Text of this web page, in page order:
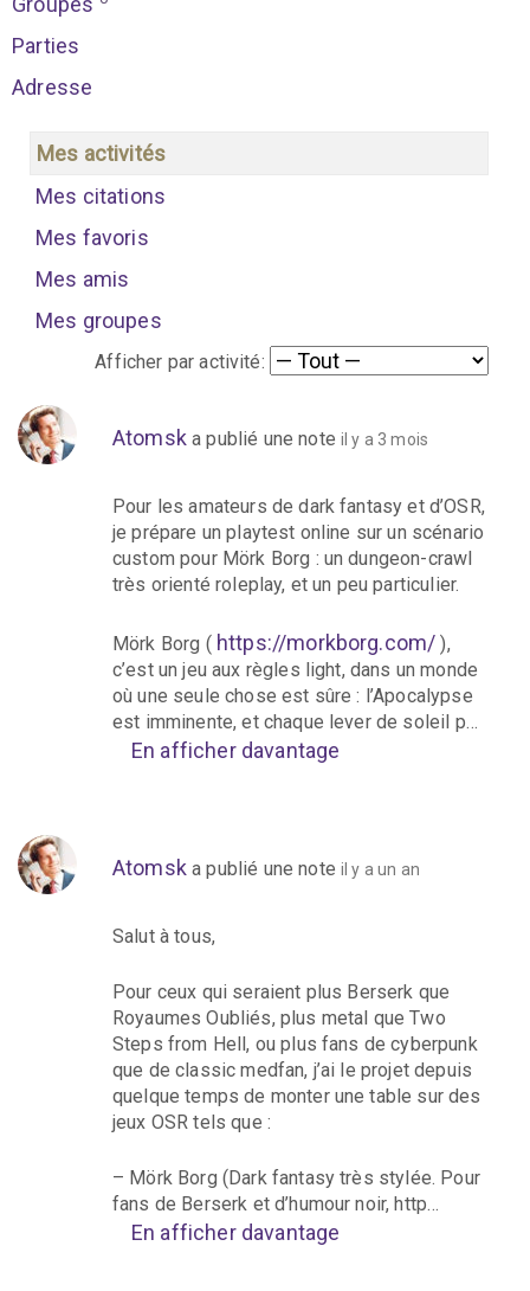
Parties
Adresse
Mes activités
Mes citations
Mes favoris
Mes amis
Mes groupes
Afficher par activité:
Atomska publié une noteil y a 3 mois
Pour les amateurs de dark fantasy et d’OSR,
je prépare un playtest online sur un scénario
custom pour Mörk Borg : un dungeon-crawl
très orienté roleplay, et un peu particulier.
Mörk Borg ( https://morkborg.com/ ),
c’est un jeu aux règles light, dans un monde
où une seule chose est sûre : l’Apocalypse
est imminente, et chaque lever de soleil p…
En afficher davantage
Atomska publié une noteil y a un an
Salut à tous,
Pour ceux qui seraient plus Berserk que
Royaumes Oubliés, plus metal que Two
Steps from Hell, ou plus fans de cyberpunk
que de classic medfan, j’ai le projet depuis
quelque temps de monter une table sur des
jeux OSR tels que :
– Mörk Borg (Dark fantasy très stylée. Pour
fans de Berserk et d’humour noir, http…
En afficher davantage